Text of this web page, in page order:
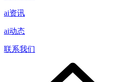
ai资讯
ai动态
联系我们